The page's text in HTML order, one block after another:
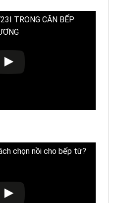
TRONG CĂN BẾP
chọn nồi cho bếp từ?